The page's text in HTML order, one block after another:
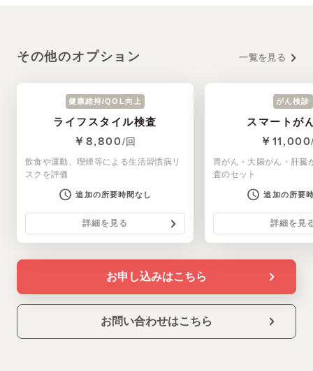
その他のオプション 一覧を見る
健康維持/QOL向上
ライフスタイル検査
￥8,800/回
飲食や運動、喫煙等による生活習慣病リ
スクを評価
追加の所要時間なし
詳細を見る
がん検診
スマートが
￥11,000
胃がん・大腸がん・肝臓
査のセット
追加の所要
詳細を見
お申し込みはこちら
お問い合わせはこちら